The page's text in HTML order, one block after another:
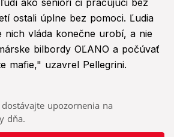
ako seniori či pracujúci bez
ostali úplne bez pomoci. Ľudia
nich vláda konečne urobí, a nie
bilbordy OĽANO a počúvať
mafie," uzavrel Pellegrini.
upozornenia na
dňa.